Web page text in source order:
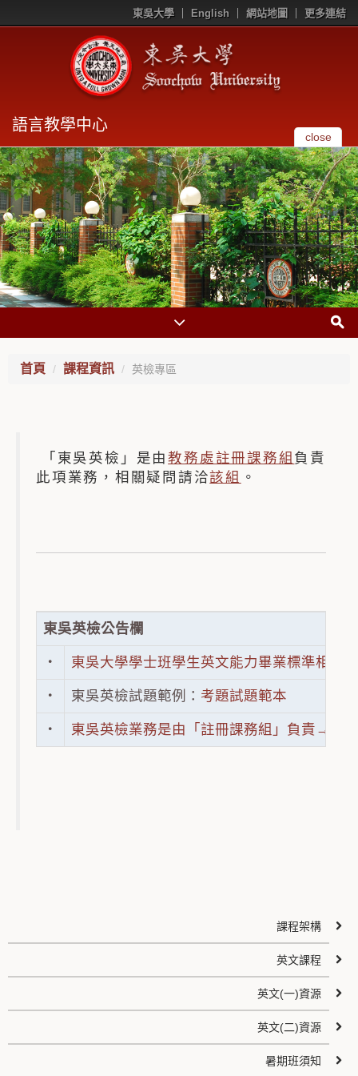
東吳大學 English 網站地圖 更多連結
語言教學中心
close
首頁 課程資訊 英檢專區
「東吳英檢」是由教務處註冊課務組 負責
此項業務，相關疑問請洽該組 。
東吳英檢公告欄
‧ 東吳大學學士班學生英文能力畢業標準相關
‧ 東吳英檢試題範例： 考題試題範本
‧ 東吳英檢業務是由「註冊課務組」負責→「
課程架構
英文課程
英文(一)資源
英文(二)資源
暑期班須知